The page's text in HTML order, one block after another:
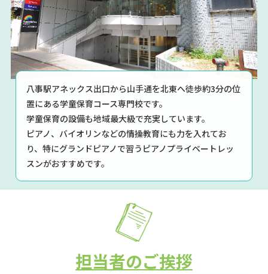
八事駅アネックス出口から山手通を北東へ徒歩約3分の位
置にある学童保育コース専門校です。
学童保育の設備も地域最大級で充実しています。
ピアノ、バイオリンなどの情操教育にも力を入れてお
り、特にグランドピアノで習うピアノプライベートレッ
スンがおすすめです。
担当者のご挨拶